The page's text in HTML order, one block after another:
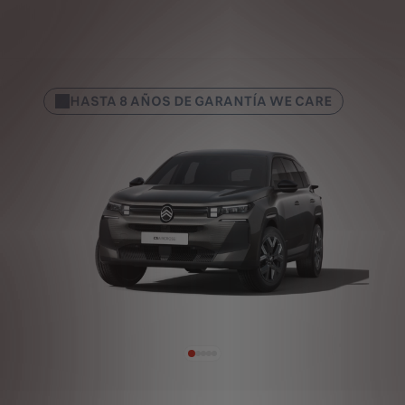
HASTA 8 AÑOS DE GARANTÍA WE CARE